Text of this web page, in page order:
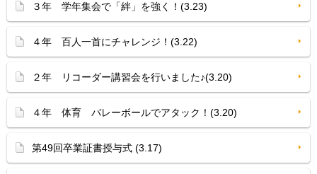
３年 学年集会で「絆」を強く！(3.23)
４年 百人一首にチャレンジ！(3.22)
２年 リコーダー講習会を行いました♪(3.20)
４年 体育 バレーボールでアタック！(3.20)
第49回卒業証書授与式 (3.17)